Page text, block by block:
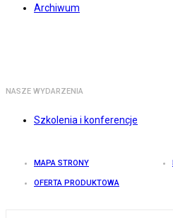
Archiwum
NASZE WYDARZENIA
Szkolenia i konferencje
MAPA STRONY
OFERTA PRODUKTOWA